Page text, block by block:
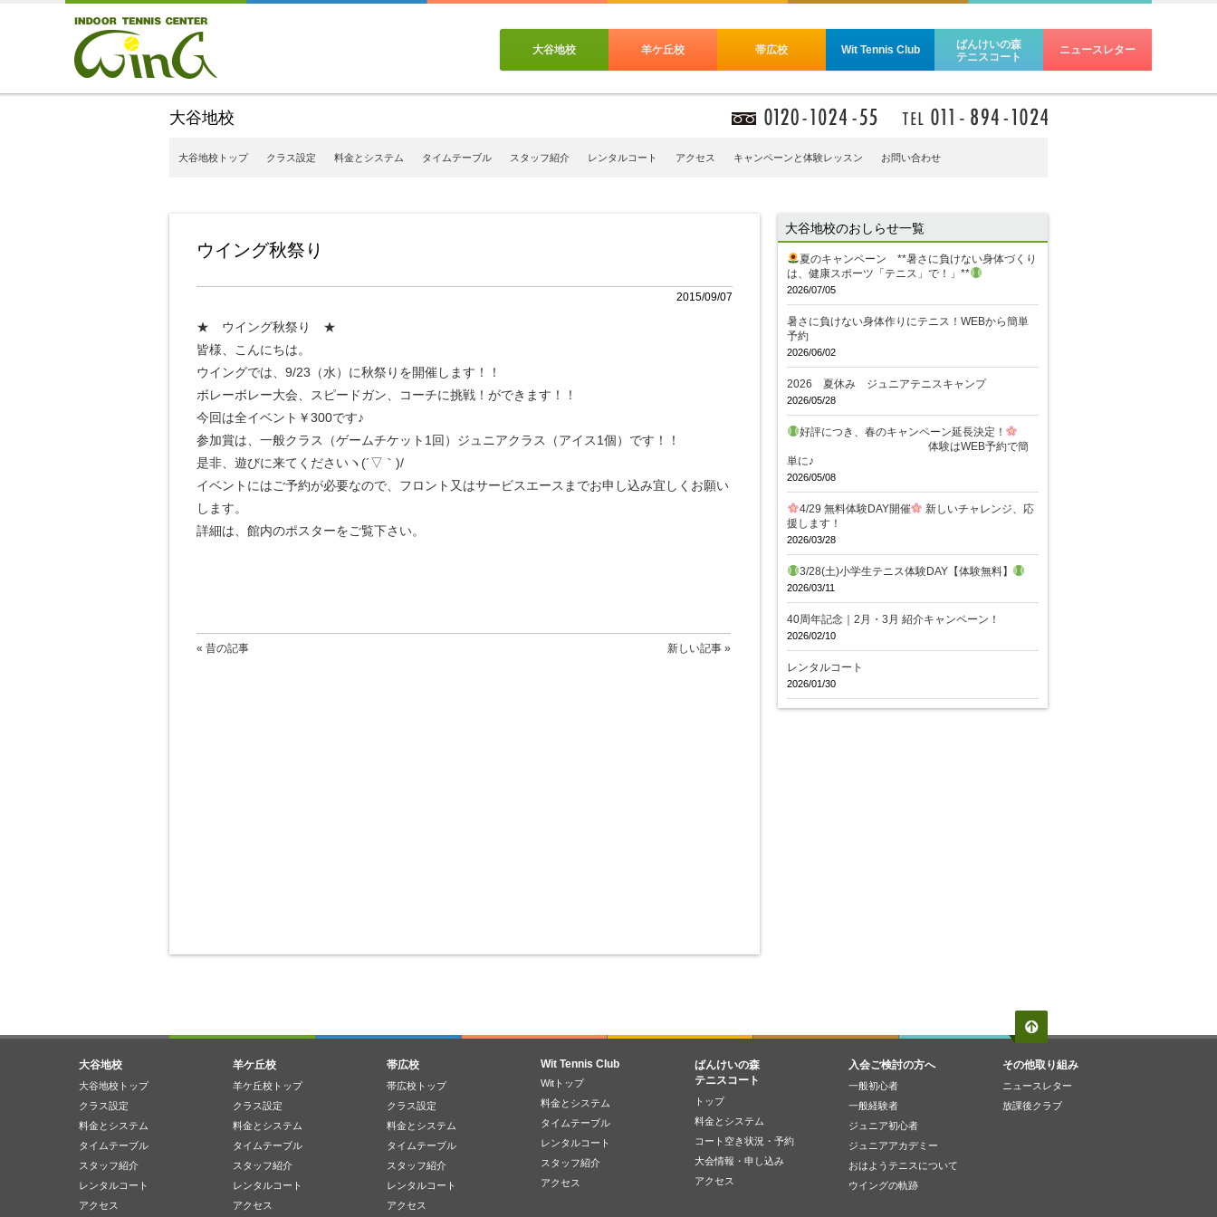
大谷地校 羊ケ丘校 帯広校 Wit Tennis Club
ばんけいの森
テニスコート
ニュースレター
大谷地校
大谷地校トップ クラス設定 料金とシステム タイムテーブル スタッフ紹介 レンタルコート アクセス キャンペーンと体験レッスン お問い合わせ
ウイング秋祭り
2015/09/07
★ ウイング秋祭り ★
皆様、こんにちは。
ウイングでは、9/23（水）に秋祭りを開催します！！
ボレーボレー大会、スピードガン、コーチに挑戦！ができます！！
今回は全イベント￥300です♪
参加賞は、一般クラス（ゲームチケット1回）ジュニアクラス（アイス1個）です！！
是非、遊びに来てくださいヽ(´▽｀)/
イベントにはご予約が必要なので、フロント又はサービスエースまでお申し込み宜しくお願い
します。
詳細は、館内のポスターをご覧下さい。
« 昔の記事 新しい記事 »
大谷地校のおしらせ一覧
夏のキャンペーン **暑さに負けない身体づくり
は、健康スポーツ「テニス」で！」**
2026/07/05
暑さに負けない身体作りにテニス！WEBから簡単
予約
2026/06/02
2026 夏休み ジュニアテニスキャンプ
2026/05/28
好評につき、春のキャンペーン延長決定！
体験はWEB予約で簡
単に♪
2026/05/08
4/29 無料体験DAY開催
新しいチャレンジ、応
援します！
2026/03/28
3/28(土)小学生テニス体験DAY【体験無料】
2026/03/11
40周年記念｜2月・3月 紹介キャンペーン！
2026/02/10
レンタルコート
2026/01/30
大谷地校
大谷地校トップ
クラス設定
料金とシステム
タイムテーブル
スタッフ紹介
レンタルコート
アクセス
羊ケ丘校
羊ケ丘校トップ
クラス設定
料金とシステム
タイムテーブル
スタッフ紹介
レンタルコート
アクセス
帯広校
帯広校トップ
クラス設定
料金とシステム
タイムテーブル
スタッフ紹介
レンタルコート
アクセス
Wit Tennis Club
Witトップ
料金とシステム
タイムテーブル
レンタルコート
スタッフ紹介
アクセス
ばんけいの森
テニスコート
トップ
料金とシステム
コート空き状況・予約
大会情報・申し込み
アクセス
入会ご検討の方へ
一般初心者
一般経験者
ジュニア初心者
ジュニアアカデミー
おはようテニスについて
ウイングの軌跡
その他取り組み
ニュースレター
放課後クラブ